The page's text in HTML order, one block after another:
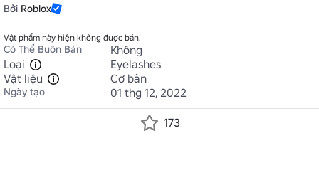
Bởi Roblox
Vật phẩm này hiện không được bán.
Có Thể Buôn Bán
Không
Loại
Eyelashes
Vật liệu
Cơ bản
Ngày tạo 01 thg 12, 2022
173